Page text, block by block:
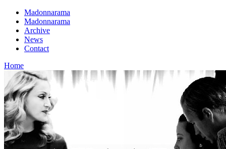
Madonnarama
Madonnarama
Archive
News
Contact
Home